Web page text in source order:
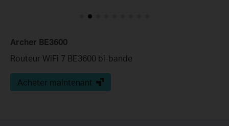
Archer BE3600
Routeur WiFi 7 BE3600 bi-bande
Acheter maintenant